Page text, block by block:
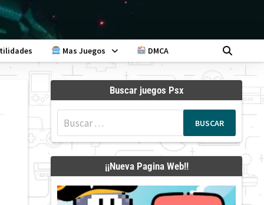
Mas Juegos DMCA
Buscar juegos Psx
¡¡Nueva Pagina Web!!